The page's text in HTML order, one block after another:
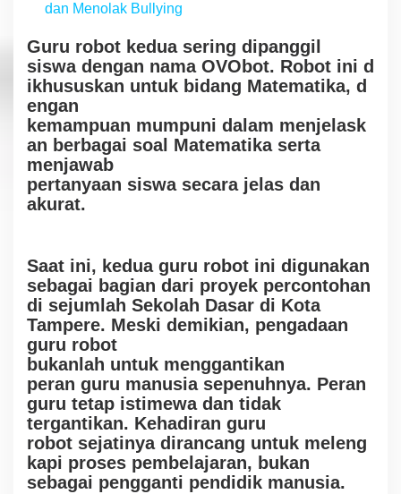
dan Menolak Bullying
Guru robot kedua sering dipanggil
siswa dengan nama OVObot. Robot ini d
ikhususkan untuk bidang Matemati ka, d
engan
kemampuan mumpuni dalam menjelask
an berbagai soal Matematika serta
menjawab
pertanyaan siswa secara jelas dan
akurat.
Saat ini, kedua guru robot ini digunakan
sebagai bagian dari proyek percontohan
di sejumlah Sekolah Dasar di Kota
Tampere. Meski demikian, pengadaan
guru robot
bukan lah untu k mengganti kan
peran guru manusia sepenuhnya. Peran
guru tetap istimewa dan tidak
tergantikan. Kehadiran guru
robot sejatinya dirancang untu k me eng
kapi proses pembelajaran, bukan
sebagai pengganti pendidik manusia.